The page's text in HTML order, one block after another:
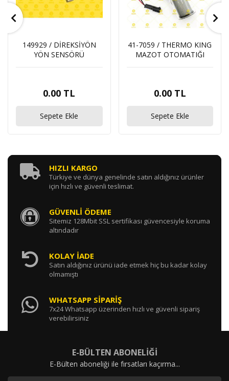
149929 / DİREKSİYÖN
YÖN SENSÖRÜ
0.00 TL
Sepete Ekle
41-7059 / THERMO KING
MAZOT OTOMATIĞI
0.00 TL
Sepete Ekle
HIZLI KARGO
Türkiye ve dünya genelinde satın aldığınız ürünler
için hızlı ve güvenli teslimat.
GÜVENLİ ÖDEME
Sitemiz 128Mbit SSL sertifikası güvencesiyle koruma
altındadır
KOLAY İADE
Satın aldığınız ürünü iade etmek hiç bu kadar kolay
olmamıştı
WHATSAPP SİPARİŞ
7x24 Whatsapp üzerinden hızlı ve güvenli sipariş
verebilirsiniz
E-BÜLTEN ABONELİĞİ
E-Bülten aboneliği ile fırsatları kaçırma...